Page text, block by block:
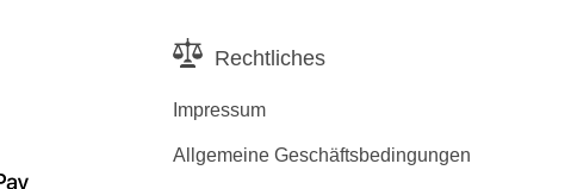
Rechtliches
Impressum
Allgemeine Geschäftsbedingungen